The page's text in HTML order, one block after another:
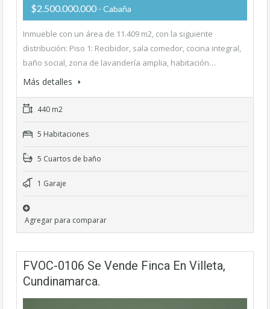
$2.500.000.000 - Cabaña
Inmueble con un área de 11.409 m2, con la siguiente
distribución: Piso 1: Recibidor, sala comedor, cocina integral,
baño social, zona de lavandería amplia, habitación…
Más detalles
440 m2
5 Habitaciones
5 Cuartos de baño
1 Garaje
Agregar para comparar
FVOC-0106 Se Vende Finca En Villeta,
Cundinamarca.